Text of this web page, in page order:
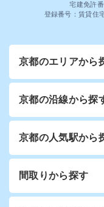
宅建免許
登録番号：賃貸住
京都のエリアから
京都の沿線から探
京都の人気駅から
間取りから探す